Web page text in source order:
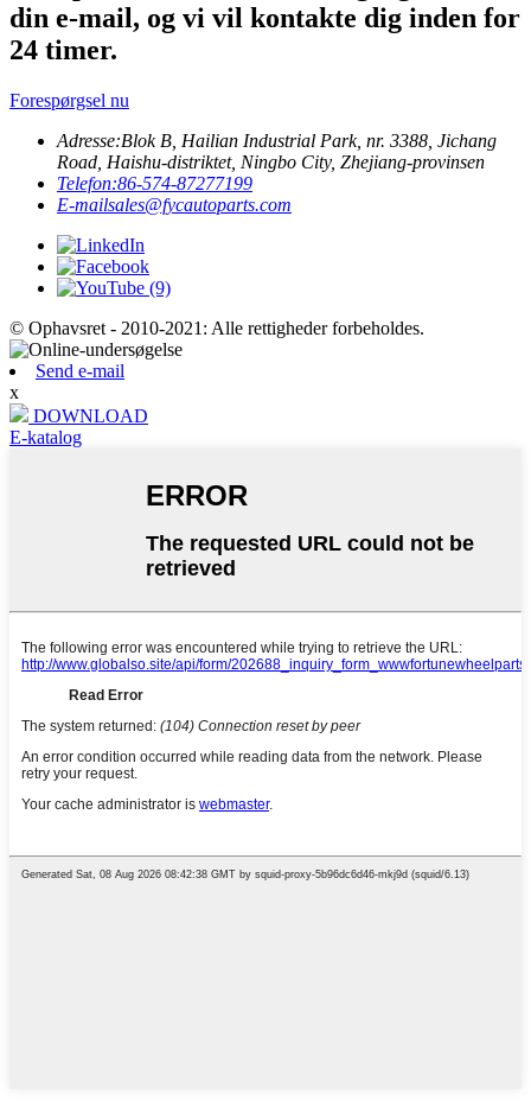
din e-mail, og vi vil kontakte dig inden for
24 timer.
Forespørgsel nu
Adresse:Blok B, Hailian Industrial Park, nr. 3388, Jichang
Road, Haishu-distriktet, Ningbo City, Zhejiang-provinsen
Telefon:86-574-87277199
E-mailsales@fycautoparts.com
© Ophavsret - 2010-2021: Alle rettigheder forbeholdes.
Send e-mail
x
DOWNLOAD
E-katalog